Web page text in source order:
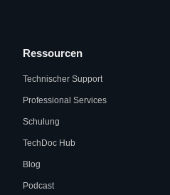
Ressourcen
Technischer Support
Professional Services
Schulung
TechDoc Hub
Blog
Podcast